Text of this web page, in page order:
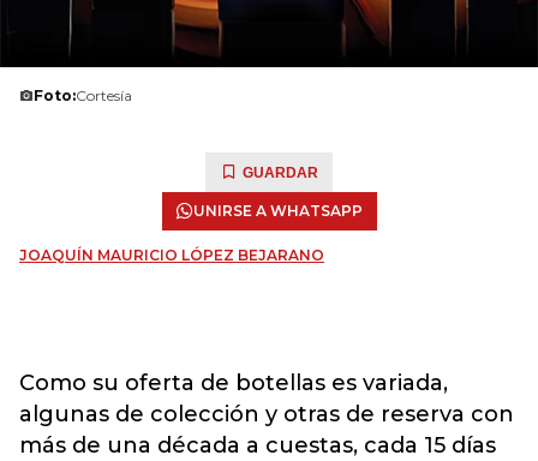
Foto:Cortesía
GUARDAR
UNIRSE A WHATSAPP
JOAQUÍN MAURICIO LÓPEZ BEJARANO
Como su oferta de botellas es variada,
algunas de colección y otras de reserva con
más de una década a cuestas, cada 15 días